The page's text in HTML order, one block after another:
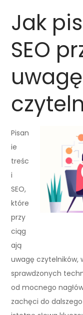
Jak
SEO
uwagę
Pisan
ie
treśc
i
SEO,
które
przy
ciąg
ają
uwagę czytelników,
sprawdzonych
od mocnego
zachęci do